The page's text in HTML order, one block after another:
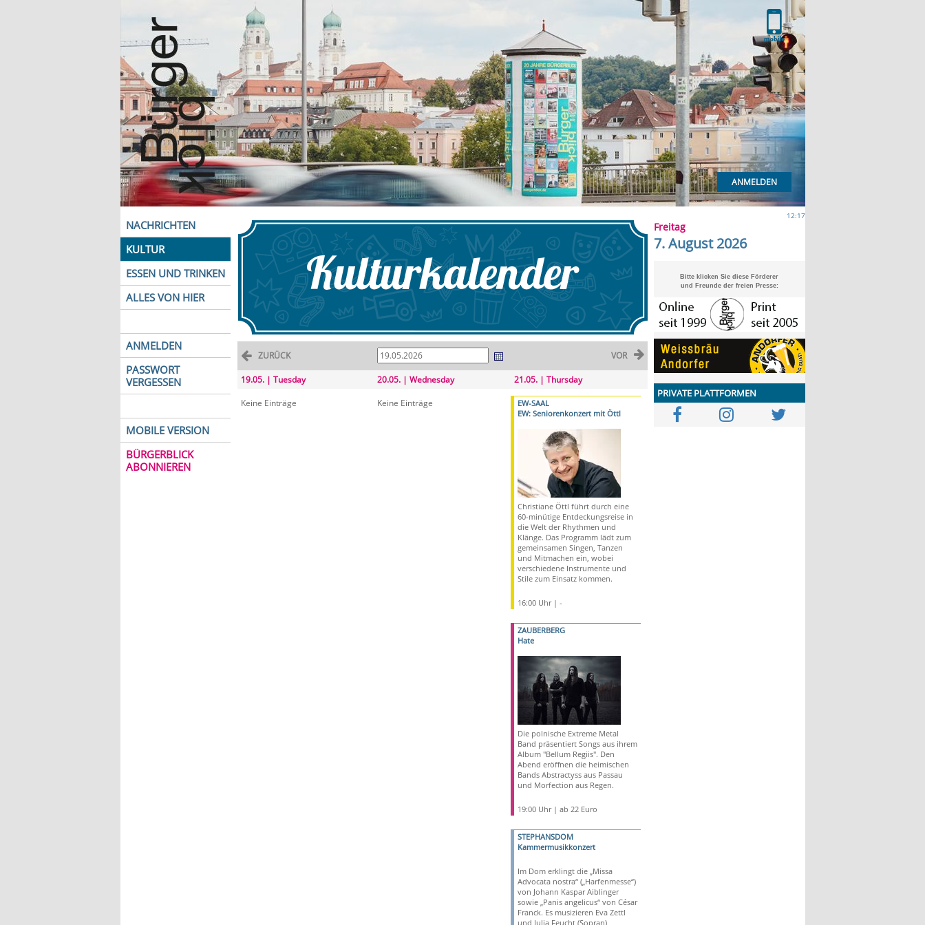
ANMELDEN
NACHRICHTEN
KULTUR
ESSEN UND TRINKEN
ALLES VON HIER
ANMELDEN
PASSWORT
VERGESSEN
MOBILE VERSION
BÜRGERBLICK
ABONNIEREN
ZURÜCK VOR
19.05. | Tuesday
Keine Einträge
20.05. | Wednesday
Keine Einträge
21.05. | Thursday
EW-SAAL
EW: Seniorenkonzert mit Öttl
Christiane Öttl führt durch eine
60-minütige Entdeckungsreise in
die Welt der Rhythmen und
Klänge. Das Programm lädt zum
gemeinsamen Singen, Tanzen
und Mitmachen ein, wobei
verschiedene Instrumente und
Stile zum Einsatz kommen.
16:00 Uhr | -
ZAUBERBERG
Hate
Die polnische Extreme Metal
Band präsentiert Songs aus ihrem
Album "Bellum Regiis". Den
Abend eröffnen die heimischen
Bands Abstractyss aus Passau
und Morfection aus Regen.
19:00 Uhr | ab 22 Euro
STEPHANSDOM
Kammermusikkonzert
Im Dom erklingt die „Missa
Advocata nostra“ („Harfenmesse“)
von Johann Kaspar Aiblinger
sowie „Panis angelicus“ von César
Franck. Es musizieren Eva Zettl
und Julia Feucht (Sopran),
12:17
Freitag
7. August 2026
Bitte klicken Sie diese Förderer
und Freunde der freien Presse:
PRIVATE PLATTFORMEN